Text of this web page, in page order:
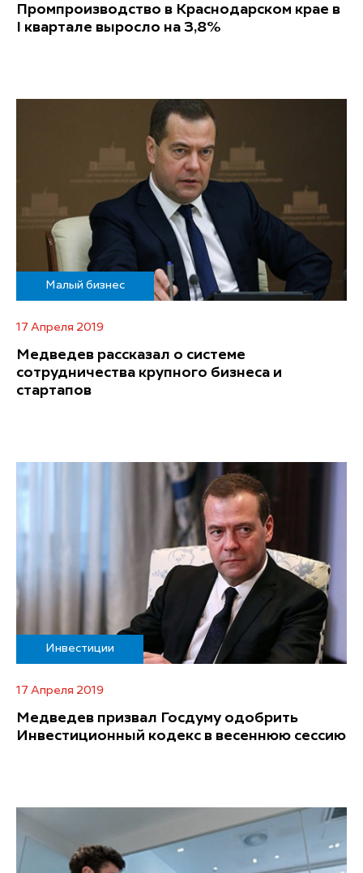
Промпроизводство в Краснодарском крае в
I квартале выросло на 3,8%
Малый бизнес
17 Апреля 2019
Медведев рассказал о системе
сотрудничества крупного бизнеса и
стартапов
Инвестиции
17 Апреля 2019
Медведев призвал Госдуму одобрить
Инвестиционный кодекс в весеннюю сессию